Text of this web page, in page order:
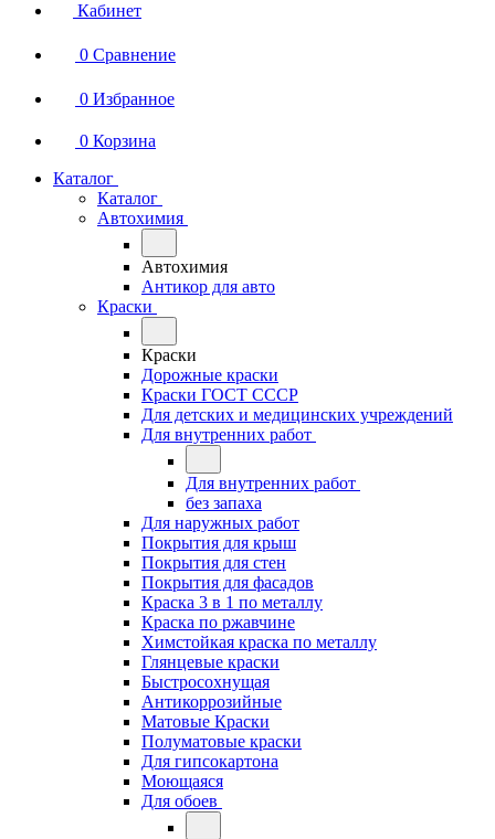
Кабинет
0 Сравнение
0 Избранное
0 Корзина
Каталог
Каталог
Автохимия
Автохимия
Антикор для авто
Краски
Краски
Дорожные краски
Краски ГОСТ СССР
Для детских и медицинских учреждений
Для внутренних работ
Для внутренних работ
без запаха
Для наружных работ
Покрытия для крыш
Покрытия для стен
Покрытия для фасадов
Краска 3 в 1 по металлу
Краска по ржавчине
Химстойкая краска по металлу
Глянцевые краски
Быстросохнущая
Антикоррозийные
Матовые Краски
Полуматовые краски
Для гипсокартона
Моющаяся
Для обоев